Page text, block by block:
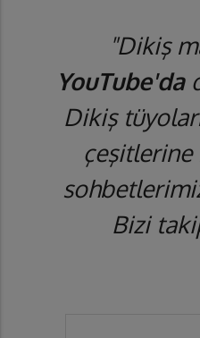
"Dikiş
YouTube'da
Dikiş
Bizi